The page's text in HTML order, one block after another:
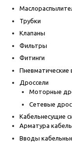
Трубки
Клапаны
Фильтры
Фитинги
Пневматические
Дроссели
Моторные
Сетевые
Кабельнесущие
Арматура
Вводы